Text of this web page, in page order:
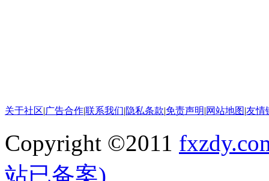
关于社区|广告合作|联系我们|隐私条款|免责声明|网站地图|友情
Copyright ©2011
站已备案)